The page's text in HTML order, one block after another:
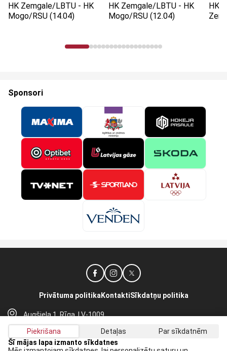
HK Zemgale/LBTU - HK
Mogo/RSU (14.04)
HK Zemgale/LBTU - HK
Mogo/RSU (12.04)
HK
Sponsori
Augšiela 1, Rīga, LV-1009
lhf@lhf.lv
+371 67565614
Privātuma politika KontaktiSīkdatņu politika
Piekrišana Detaļas
Par sīkdatnēm
Šī mājas lapa izmanto sīkdatnes